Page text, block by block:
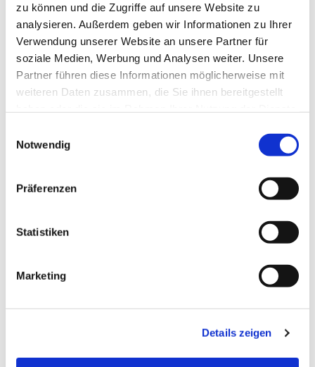
zu können und die Zugriffe auf unsere Website zu
analysieren. Außerdem geben wir Informationen zu Ihrer
Verwendung unserer Website an unsere Partner für
soziale Medien, Werbung und Analysen weiter. Unsere
Partner führen diese Informationen möglicherweise mit
weiteren Daten zusammen, die Sie ihnen bereitgestellt
Notwendig
Präferenzen
Statistiken
Marketing
Details zeigen